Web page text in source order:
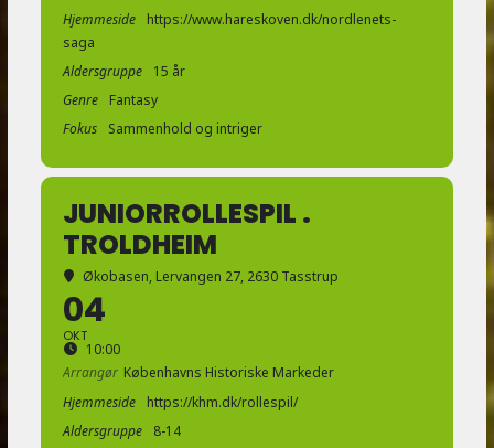
Hjemmeside
https://www.hareskoven.dk/nordlenets-
saga
Aldersgruppe
15 år
Genre
Fantasy
Fokus
Sammenhold og intriger
JUNIORROLLESPIL .
TROLDHEIM
Økobasen, Lervangen 27, 2630 Tasstrup
04
OKT
10:00
Arrangør Københavns Historiske Markeder
Hjemmeside
https://khm.dk/rollespil/
Aldersgruppe
8-14